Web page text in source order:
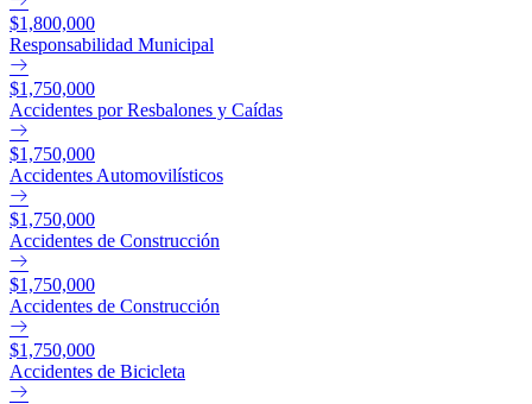
$1,800,000
Responsabilidad Municipal
$1,750,000
Accidentes por Resbalones y Caídas
$1,750,000
Accidentes Automovilísticos
$1,750,000
Accidentes de Construcción
$1,750,000
Accidentes de Construcción
$1,750,000
Accidentes de Bicicleta